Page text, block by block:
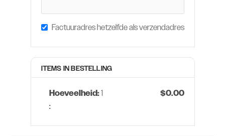
Factuuradres hetzelfde als verzendadres
ITEMS IN BESTELLING
Hoeveelheid: 1
:
$0.00